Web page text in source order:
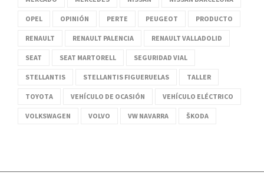
OPEL OPINIÓN PERTE PEUGEOT PRODUCTO
RENAULT RENAULT PALENCIA RENAULT VALLADOLID
SEAT SEAT MARTORELL SEGURIDAD VIAL
STELLANTIS STELLANTIS FIGUERUELAS TALLER
TOYOTA VEHÍCULO DE OCASIÓN VEHÍCULO ELÉCTRICO
VOLKSWAGEN VOLVO VW NAVARRA ŠKODA